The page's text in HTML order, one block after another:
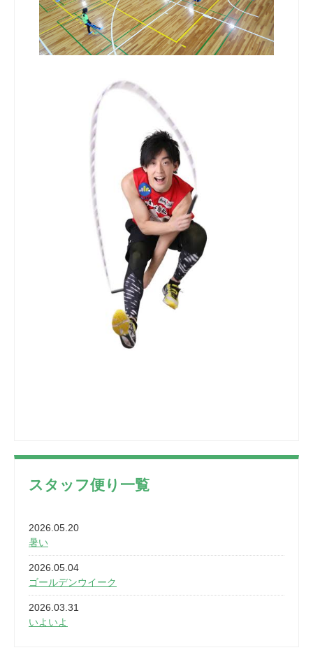
スタッフ便り一覧
2026.05.20
暑い
2026.05.04
ゴールデンウイーク
2026.03.31
いよいよ